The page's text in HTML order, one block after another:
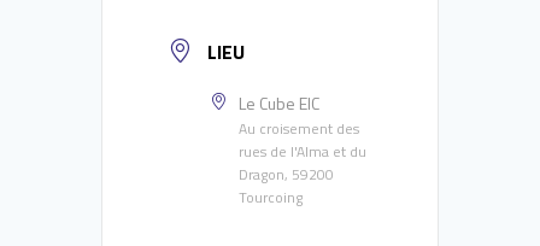
LIEU
Le Cube EIC
Au croisement des
rues de l'Alma et du
Dragon, 59200
Tourcoing